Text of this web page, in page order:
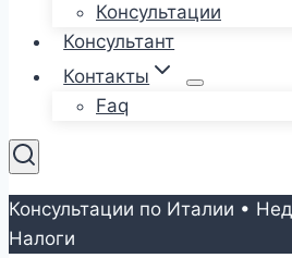
Консультации
Консультант
Контакты
Faq
Консультации по Италии •
Налоги